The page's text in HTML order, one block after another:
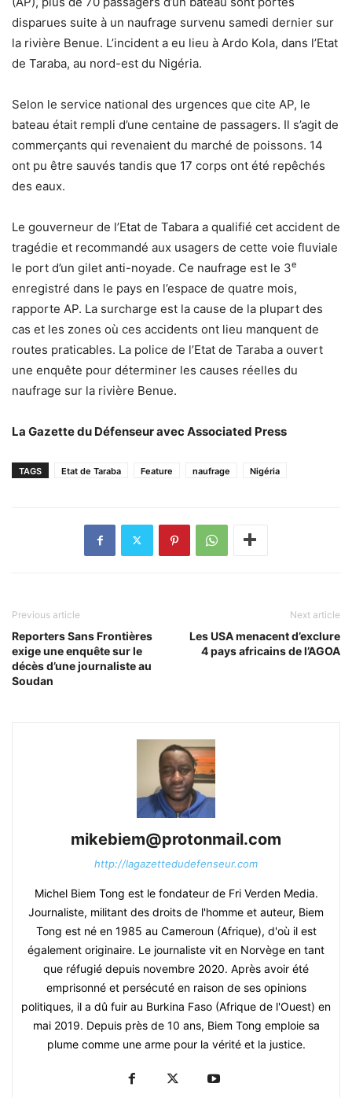
disparues suite à un naufrage survenu samedi dernier sur
la rivière Benue. L’incident a eu lieu à Ardo Kola, dans l’Etat
de Taraba, au nord-est du Nigéria.
Selon le service national des urgences que cite AP, le
bateau était rempli d’une centaine de passagers. Il s’agit de
commerçants qui revenaient du marché de poissons. 14
ont pu être sauvés tandis que 17 corps ont été repêchés
des eaux.
Le gouverneur de l’Etat de Tabara a qualifié cet accident de
tragédie et recommandé aux usagers de cette voie fluviale
le port d’un gilet anti-noyade. Ce naufrage est le 3e
enregistré dans le pays en l’espace de quatre mois,
rapporte AP. La surcharge est la cause de la plupart des
cas et les zones où ces accidents ont lieu manquent de
routes praticables. La police de l’Etat de Taraba a ouvert
une enquête pour déterminer les causes réelles du
naufrage sur la rivière Benue.
La Gazette du Défenseur avec Associated Press
TAGS Etat de Taraba Feature naufrage Nigéria
Previous article
Reporters Sans Frontières
exige une enquête sur le
décès d’une journaliste au
Soudan
Next article
Les USA menacent d’exclure
4 pays africains de l’AGOA
mikebiem@protonmail.com
http://lagazettedudefenseur.com
Michel Biem Tong est le fondateur de Fri Verden Media.
Journaliste, militant des droits de l'homme et auteur, Biem
Tong est né en 1985 au Cameroun (Afrique), d'où il est
également originaire. Le journaliste vit en Norvège en tant
que réfugié depuis novembre 2020. Après avoir été
emprisonné et persécuté en raison de ses opinions
politiques, il a dû fuir au Burkina Faso (Afrique de l'Ouest) en
mai 2019. Depuis près de 10 ans, Biem Tong emploie sa
plume comme une arme pour la vérité et la justice.